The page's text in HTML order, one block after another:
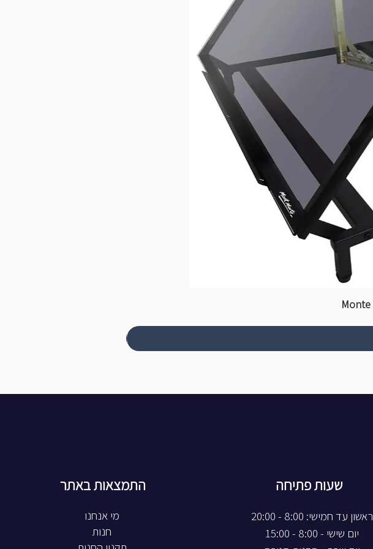
התמצאות באתר
חנות
שעות פתיחה
ראשון עד חמישי: 8:00 - 20:00
יום שישי - 8:00 - 15:00